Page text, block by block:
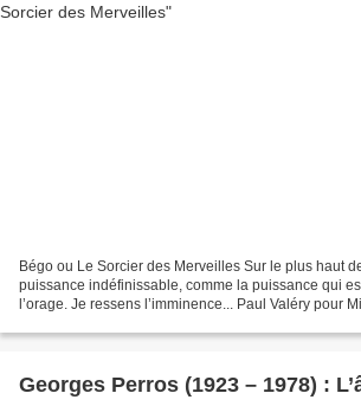
Bégo ou Le Sorcier des Merveilles Sur le plus haut
puissance indéfinissable, comme la puissance qui
l’orage. Je ressens l’imminence... Paul Valéry pour
Georges Perros (1923 – 1978) :